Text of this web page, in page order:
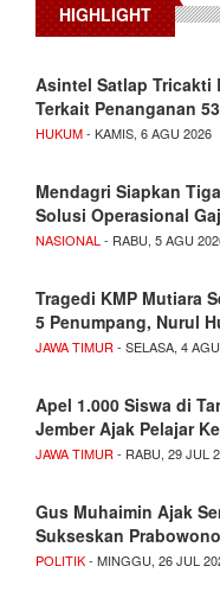
HIGHLIGHT
Asintel Satlap Tricakti
Terkait Penanganan
HUKUM- KAMIS, 6 AGU 2026
Mendagri Siapkan
Solusi Operasional
NASIONAL - RABU, 5 AGU
Tragedi KMP Mutiara
5 Penumpang, Nurul
JAWA TIMUR - SELASA, 4
Apel 1.000 Siswa di
Jember Ajak Pelajar
JAWA TIMUR - RABU, 29 JUL
Gus Muhaimin Ajak
Sukseskan
POLITIK- MINGGU, 26 JUL